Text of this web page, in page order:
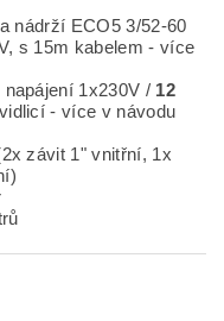
nádrží ECO5 3/52-60
s 15m kabelem - více
1x230V / 12
- více v návodu
závit 1" vnitřní, 1x